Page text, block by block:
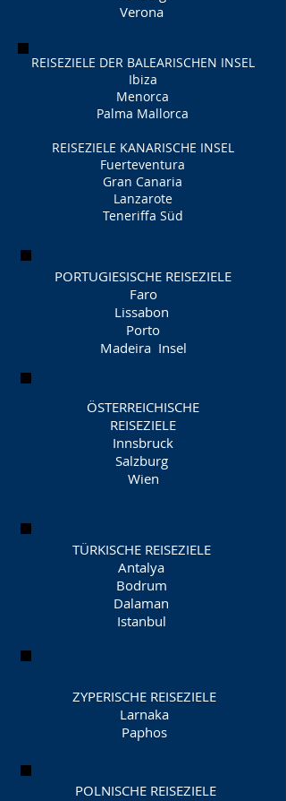
Verona
REISEZIELE DER BALEARISCHEN INSEL
Ibiza
Menorca
Palma Mallorca
REISEZIELE KANARISCHE INSEL
Fuerteventura
Gran Canaria
Lanzarote
Teneriffa Süd
PORTUGIESISCHE REISEZIELE
Faro
Lissabon
Porto
Madeira Insel
ÖSTERREICHISCHE
REISEZIELE
Innsbruck
Salzburg
Wien
TÜRKISCHE REISEZIELE
Antalya
Bodrum
Dalaman
Istanbul
ZYPERISCHE REISEZIELE
Larnaka
Paphos
POLNISCHE REISEZIELE